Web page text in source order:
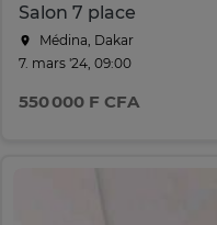
Salon 7 place
Médina, Dakar
7. mars '24, 09:00
550 000 F CFA